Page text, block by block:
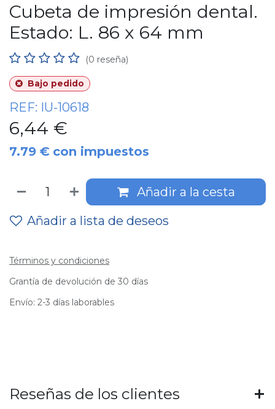
Cubeta de impresión dental.
Estado: L. 86 x 64 mm
(0 reseña)
Bajo pedido
REF: IU-10618
6,44 €
7.79 € con impuestos
Añadir a la cesta
Añadir a lista de deseos
Términos y condiciones
Grantía de devolución de 30 días
Envío: 2-3 días laborables
Reseñas de los clientes